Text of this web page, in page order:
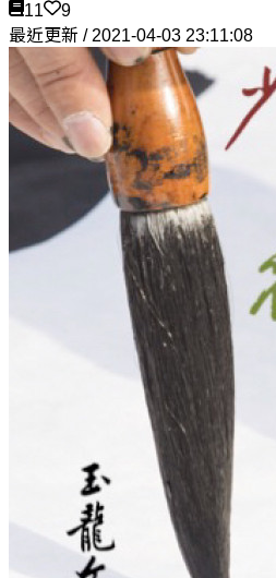
11
9
最近更新 / 2021-04-03 23:11:08